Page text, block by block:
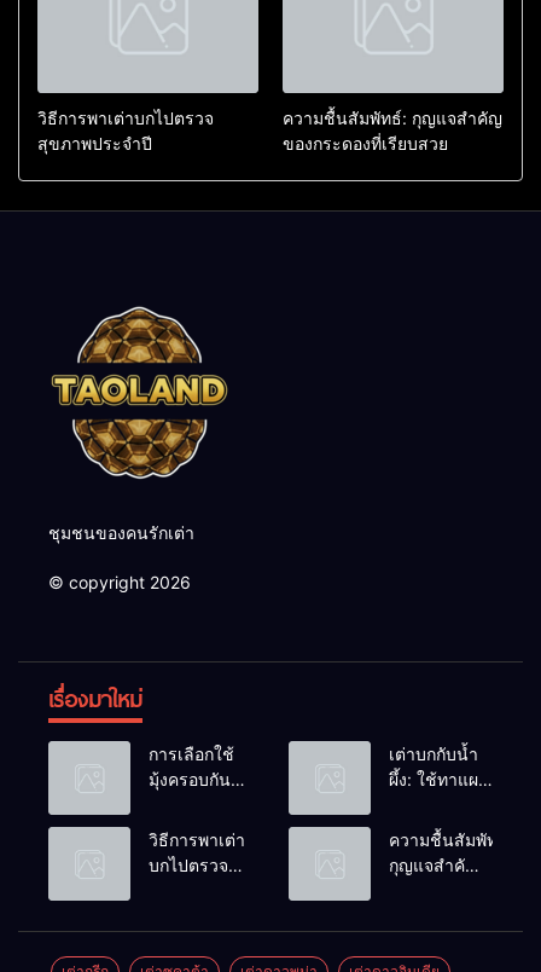
วิธีการพาเต่าบกไปตรวจ
สุขภาพประจำปี
ความชื้นสัมพัทธ์: กุญแจสำคัญ
ของกระดองที่เรียบสวย
ชุมชนของคนรักเต่า
© copyright 2026
เรื่องมาใหม่
การเลือกใช้
มุ้งครอบกัน
วางไข่ในคอก
เต่า
เต่าบกกับน้ำ
ผึ้ง: ใช้ทาแผล
ดื่มได้ไหม?
วิธีการพาเต่า
บกไปตรวจ
ความชื้นสัมพัทธ์:
กุญแจสำคัญ